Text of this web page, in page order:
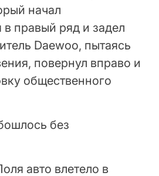
начал
в правый ряд и задел
Daewoo, пытаясь
повернул вправо и
общественного
без